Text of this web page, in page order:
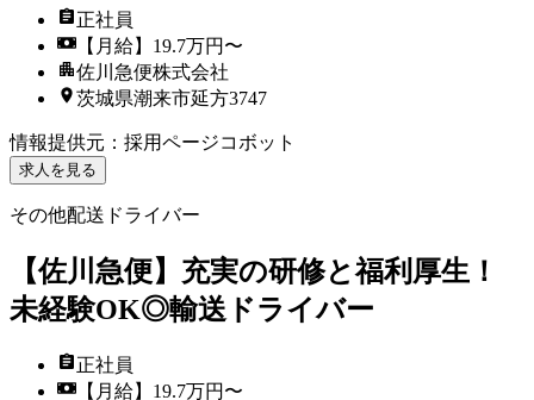
正社員
【月給】19.7万円〜
佐川急便株式会社
茨城県潮来市延方3747
情報提供元 ： 採用ページコボット
求人を見る
その他配送ドライバー
【佐川急便】充実の研修と福利厚生！
未経験OK◎輸送ドライバー
正社員
【月給】19.7万円〜